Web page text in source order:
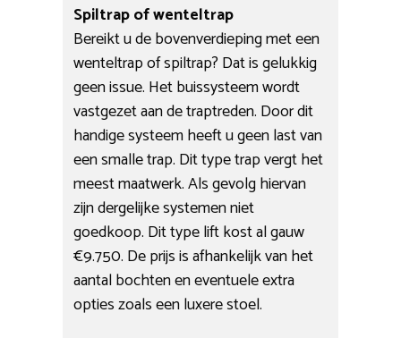
Spiltrap of wenteltrap
Bereikt u de bovenverdieping met een
wenteltrap of spiltrap? Dat is gelukkig
geen issue. Het buissysteem wordt
vastgezet aan de traptreden. Door dit
handige systeem heeft u geen last van
een smalle trap. Dit type trap vergt het
meest maatwerk. Als gevolg hiervan
zijn dergelijke systemen niet
goedkoop. Dit type lift kost al gauw
€9.750. De prijs is afhankelijk van het
aantal bochten en eventuele extra
opties zoals een luxere stoel.